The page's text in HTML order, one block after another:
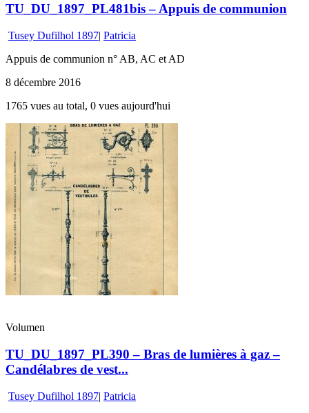
TU_DU_1897_PL481bis – Appuis de communion
Tusey Dufilhol 1897| Patricia
Appuis de communion n° AB, AC et AD
8 décembre 2016
1765 vues au total, 0 vues aujourd'hui
Volumen
TU_DU_1897_PL390 – Bras de lumières à gaz –
Candélabres de vest...
Tusey Dufilhol 1897| Patricia